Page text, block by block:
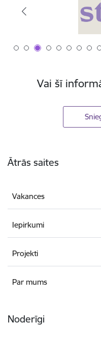
Vai šī
Ātrās saites
Vakances
Iepirkumi
Projekti
Par mums
Noderīgi